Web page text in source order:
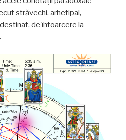
străvechi, arhetipal,
de întoarcere la